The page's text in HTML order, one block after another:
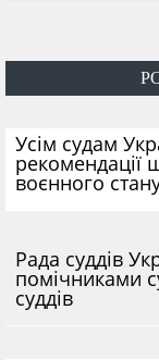
​Усім судам
рекомендації
воєнного
Рада суддів
помічниками
суддів